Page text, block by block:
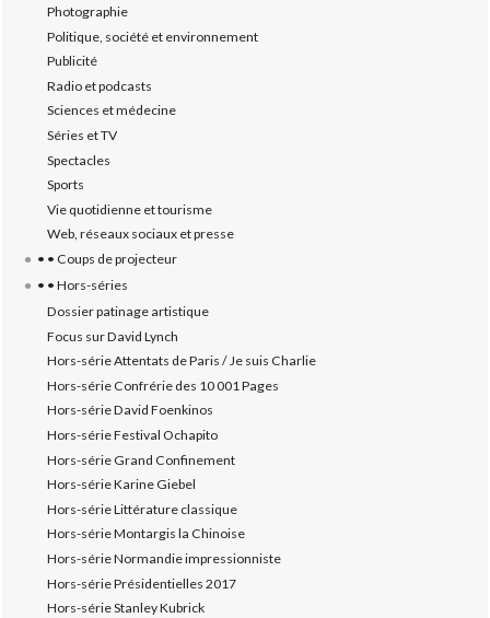
Photographie
Politique, société et environnement
Publicité
Radio et podcasts
Sciences et médecine
Séries et TV
Spectacles
Sports
Vie quotidienne et tourisme
Web, réseaux sociaux et presse
• • Coups de projecteur
• • Hors-séries
Dossier patinage artistique
Focus sur David Lynch
Hors-série Attentats de Paris / Je suis Charlie
Hors-série Confrérie des 10 001 Pages
Hors-série David Foenkinos
Hors-série Festival Ochapito
Hors-série Grand Confinement
Hors-série Karine Giebel
Hors-série Littérature classique
Hors-série Montargis la Chinoise
Hors-série Normandie impressionniste
Hors-série Présidentielles 2017
Hors-série Stanley Kubrick